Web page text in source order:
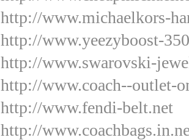
http://www.michaelkors-
http://www.yeezyboost-
http://www.swarovski-
http://www.coach--outlet-
http://www.fendi-belt.net
http://